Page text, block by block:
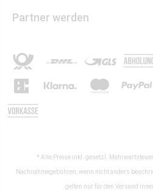
Partner werden
* Alle Preise inkl. gesetzl.
Nachnahmegebühren, wenn nicht anders
gelten nur für den Versand